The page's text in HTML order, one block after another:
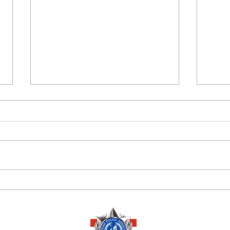
BEZIEHUNGEN
ZWISCHEN PERU 🇵🇪